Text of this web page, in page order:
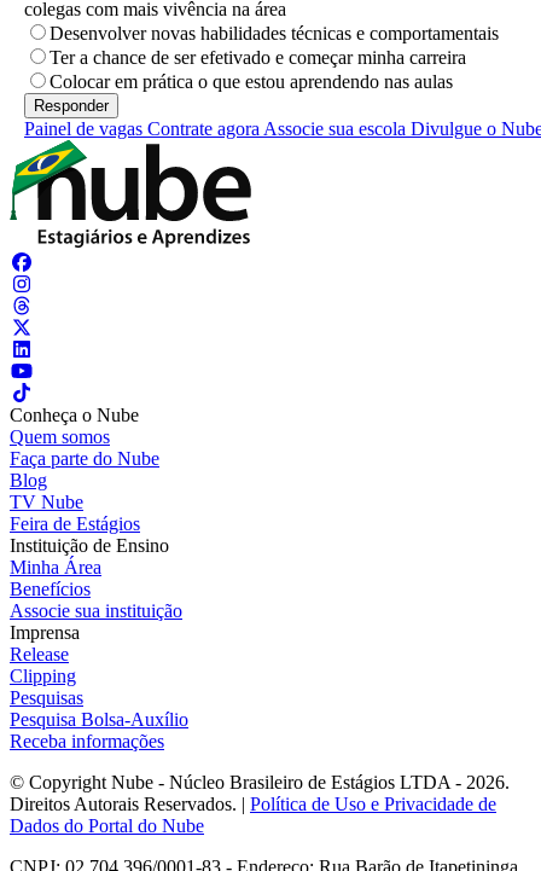
colegas com mais vivência na área
Desenvolver novas habilidades técnicas e comportamentais
Ter a chance de ser efetivado e começar minha carreira
Colocar em prática o que estou aprendendo nas aulas
Painel de vagas Contrate agora Associe sua escola Divulgue o
Conheça o Nube
Quem somos
Faça parte do Nube
Blog
TV Nube
Feira de Estágios
Instituição de Ensino
Minha Área
Benefícios
Associe sua instituição
Imprensa
Release
Clipping
Pesquisas
Pesquisa Bolsa-Auxílio
Receba informações
© Copyright Nube - Núcleo Brasileiro de Estágios LTDA - 2026.
Direitos Autorais Reservados. | Política de Uso e Privacidade de
Dados do Portal do Nube
CNPJ: 02.704.396/0001-83 - Endereço: Rua Barão de Itapetininga,